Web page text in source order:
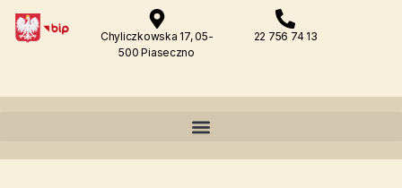
Chyliczkowska 17, 05-
500 Piaseczno
22 756 74 13